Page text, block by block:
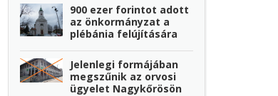
900 ezer forintot adott
az önkormányzat a
plébánia felújítására
Jelenlegi formájában
megszűnik az orvosi
ügyelet Nagykőrösön